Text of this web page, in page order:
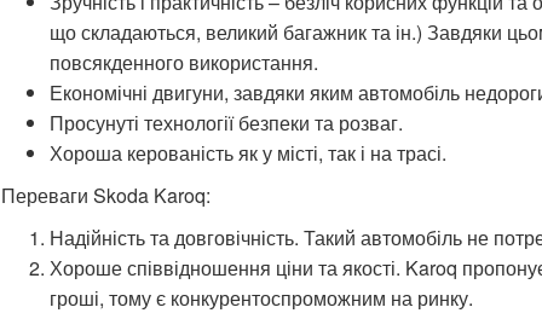
що складаються, великий багажник та ін.) Завдяки
повсякденного використання.
Економічні двигуни, завдяки яким автомобіль
Просунуті технології безпеки та розваг.
Хороша керованість як у місті, так і на трасі.
Переваги Skoda Karoq:
Надійність та довговічність. Такий автомобіль не
Хороше співвідношення ціни та якості. Karoq
гроші, тому є конкурентоспроможним на ринку.